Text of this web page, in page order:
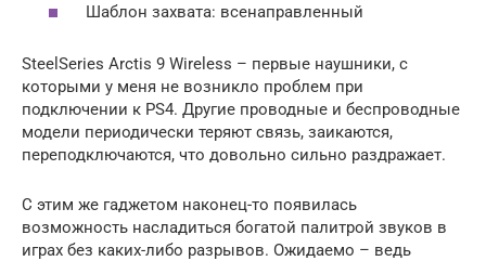
Шаблон захвата: всенаправленный
SteelSeries Arctis 9 Wireless – первые наушники, с
которыми у меня не возникло проблем при
подключении к PS4. Другие проводные и беспроводные
модели периодически теряют связь, заикаются,
переподключаются, что довольно сильно раздражает.
С этим же гаджетом наконец-то появилась
возможность насладиться богатой палитрой звуков в
играх без каких-либо разрывов. Ожидаемо – ведь